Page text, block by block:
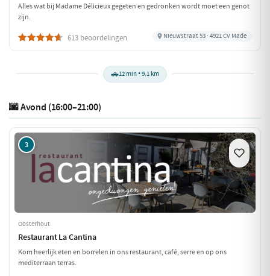
Alles wat bij Madame Délicieux gegeten en gedronken wordt moet een genot
zijn.
613 beoordelingen Nieuwstraat 53 · 4921 CV Made
🚗12 min • 9.1 km
🌆 Avond (16:00–21:00)
3
Oosterhout
Restaurant La Cantina
Kom heerlijk eten en borrelen in ons restaurant, café, serre en op ons
mediterraan terras.